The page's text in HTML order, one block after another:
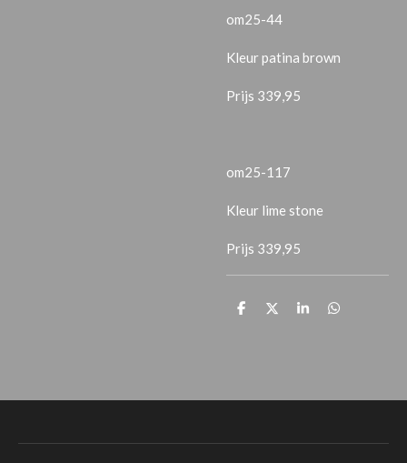
om25-44
Kleur patina brown
Prijs 339,95
om25-117
Kleur lime stone
Prijs 339,95
D
D
S
D